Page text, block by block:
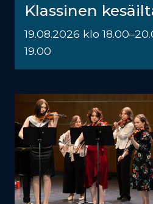
Klassinen
19.08.2026 klo
19.00